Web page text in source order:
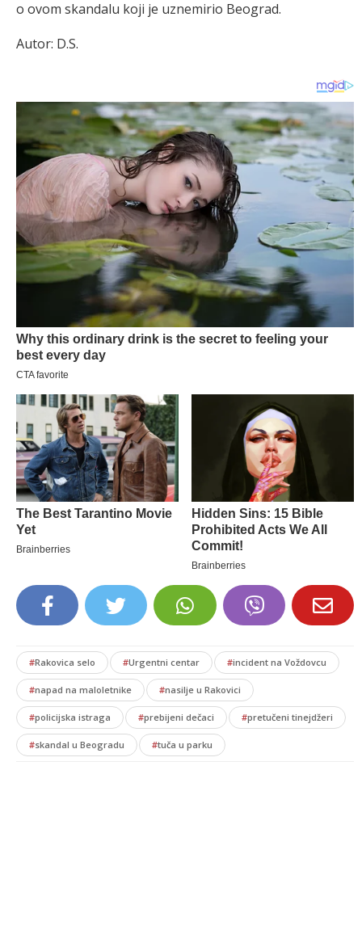
o ovom skandalu koji je uznemirio Beograd.
Autor: D.S.
#Rakovica selo #Urgentni centar #incident na Voždovcu
#napad na maloletnike #nasilje u Rakovici
#policijska istraga #prebijeni dečaci #pretučeni tinejdžeri
#skandal u Beogradu #tuča u parku